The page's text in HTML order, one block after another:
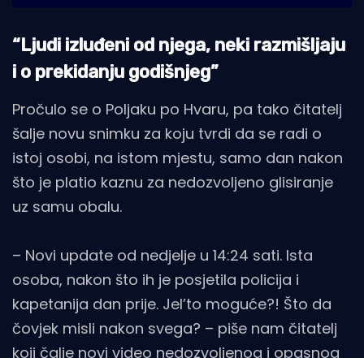
“Ljudi izluđeni od njega, neki razmišljaju
i o prekidanju godišnjeg”
Pročulo se o Poljaku po Hvaru, pa tako čitatelj
šalje novu snimku za koju tvrdi da se radi o
istoj osobi, na istom mjestu, samo dan nakon
što je platio kaznu za nedozvoljeno glisiranje
uz samu obalu.
– Novi update od nedjelje u 14:24 sati. Ista
osoba, nakon što ih je posjetila policija i
kapetanija dan prije. Jel’to moguće?! Što da
čovjek misli nakon svega? – piše nam čitatelj
koji čalje novi video nedozvoljenog i opasnog